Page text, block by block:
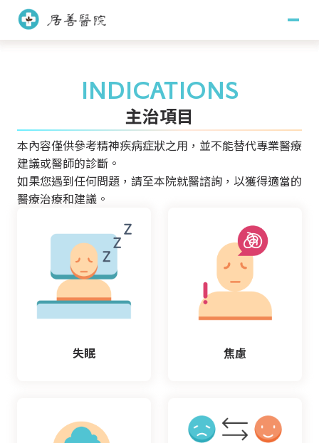
醫師團隊
護理團隊
藥學團隊
社會工作團隊
臨床心理團隊
訊息專區
主治項目
門診掛號
看診須知
就醫指南
收費標準
住院服務
文件申請
聯絡我們
INDICATIONS
主治項目
本內容僅供參考精神疾病症狀之用，並不能替代專業醫療
建議或醫師的診斷。
如果您遇到任何問題，請至本院就醫諮詢，以獲得適當的
醫療治療和建議。
失眠 焦慮